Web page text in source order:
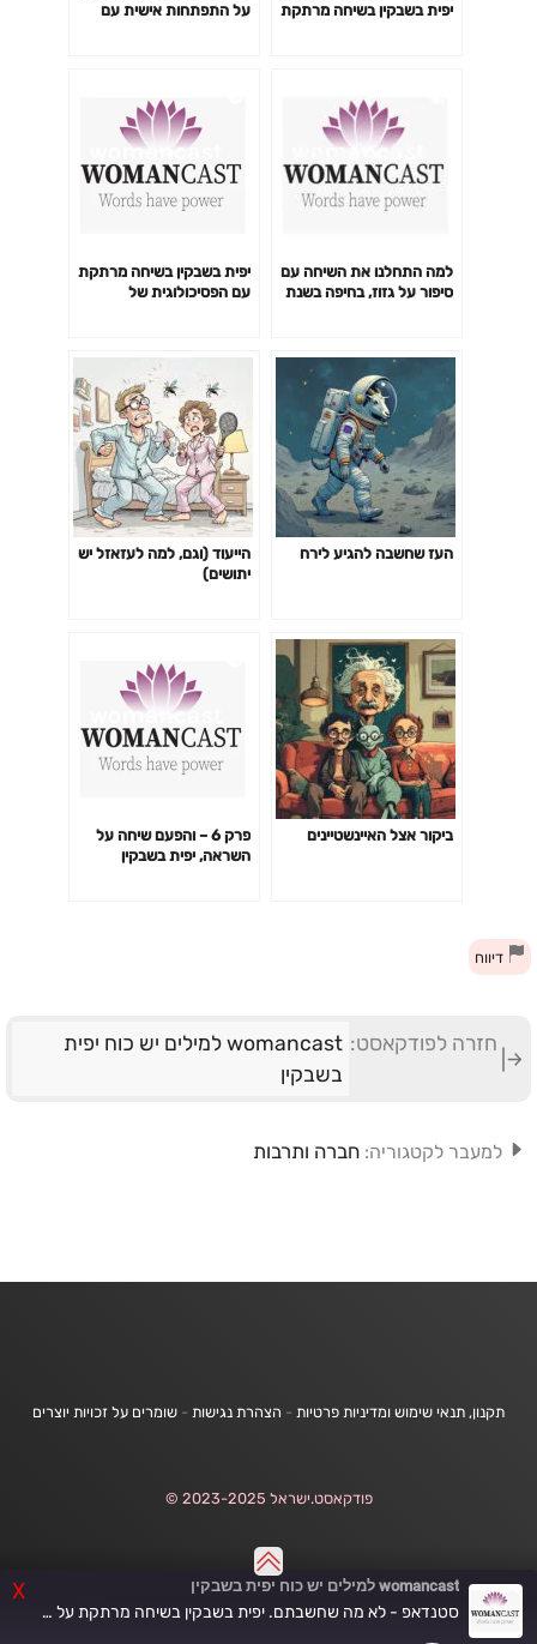
X womancast למילים יש כוח יפית בשבקין
סטנדאפ - לא מה שחשבתם. יפית בשבקין בשיחה מרתקת על הומור, יצירתיות וסטנדאפ עם לירית בלבן
יפית בשבקין בשיחה מרתקת
על התפתחות אישית עם
למה התחלנו את השיחה עם
סיפור על גזוז, בחיפה בשנת
סטוריטלינג במילים, תמונות
וחיוכים יפית בשבקין בשיחה
מרתקת עם אסתי גרוסמן,
מנטורית קריירה ועמידה מול
קהל
יפית בשבקין בשיחה מרתקת
עם הפסיכולוגית של
העז שחשבה להגיע לירח
הייעוד (וגם, למה לעזאזל יש
יתושים)
ביקור אצל האיינשטיינים
פרק 6 – והפעם שיחה על
השראה, יפית בשבקין
דיווח
חזרה לפודקאסט:
womancast למילים יש כוח יפית
בשבקין
למעבר לקטגוריה: חברה ותרבות
תקנון, תנאי שימוש ומדיניות פרטיות - הצהרת נגישות - שומרים על זכויות יוצרים
פודקאסט.ישראל 2023-2025 ©